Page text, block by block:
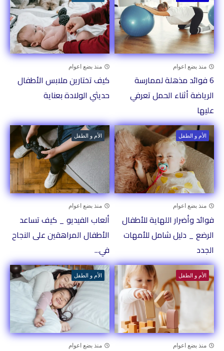
منذ بضع اعوام
6 فوائد مذهلة لممارسة
الرياضة أثناء الحمل تعرفي
عليها
منذ بضع اعوام
كيف تختارين ملابس الأطفال
حديثي الولادة بعناية
الأم و الطفل
منذ بضع اعوام
فوائد وأضرار اللهاية للأطفال
الرضع _ دليل شامل للأمهات
الجدد
الأم و الطفل
منذ بضع اعوام
ألعاب الفيديو _ كيف تساعد
الأطفال المراهقين على النجاح
في...
الأم و الطفل
منذ بضع اعوام
الأم و الطفل
منذ بضع اعوام